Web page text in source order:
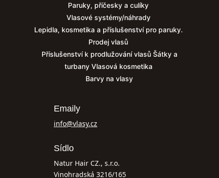
Paruky, příčesky a culíky
Vlasové systémy/náhrady
Lepidla, kosmetika a příslušenství pro paruky.
Prodej vlasů
Příslušenství k prodlužování vlasů Šátky a
turbany Vlasová kosmetika
Barvy na vlasy
Emaily
info@vlasy.cz
Sídlo
Natur Hair CZ., s.r.o.
Vinohradská 3216/165